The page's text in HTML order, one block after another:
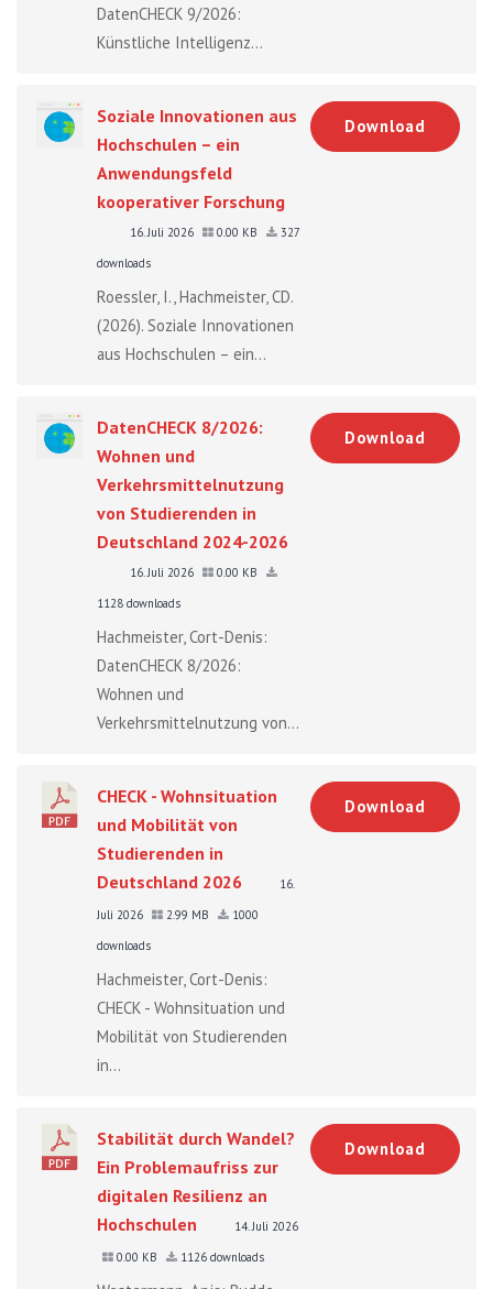
DatenCHECK 9/2026:
Künstliche Intelligenz...
Soziale Innovationen aus
Hochschulen – ein
Anwendungsfeld
kooperativer Forschung
16. Juli 2026 0.00 KB
327
downloads
Roessler, I., Hachmeister, CD.
(2026). Soziale Innovationen
aus Hochschulen – ein...
Download
DatenCHECK 8/2026:
Wohnen und
Verkehrsmittelnutzung
von Studierenden in
Deutschland 2024-2026
16. Juli 2026
0.00 KB
1128 downloads
Hachmeister, Cort-Denis:
DatenCHECK 8/2026:
Wohnen und
Verkehrsmittelnutzung von...
Download
CHECK - Wohnsituation
und Mobilität von
Studierenden in
Deutschland 2026
16.
Juli 2026
2.99 MB
1000
downloads
Hachmeister, Cort-Denis:
CHECK - Wohnsituation und
Mobilität von Studierenden
in...
Download
Stabilität durch Wandel?
Ein Problemaufriss zur
digitalen Resilienz an
Hochschulen
14. Juli 2026
0.00 KB
1126 downloads
Download